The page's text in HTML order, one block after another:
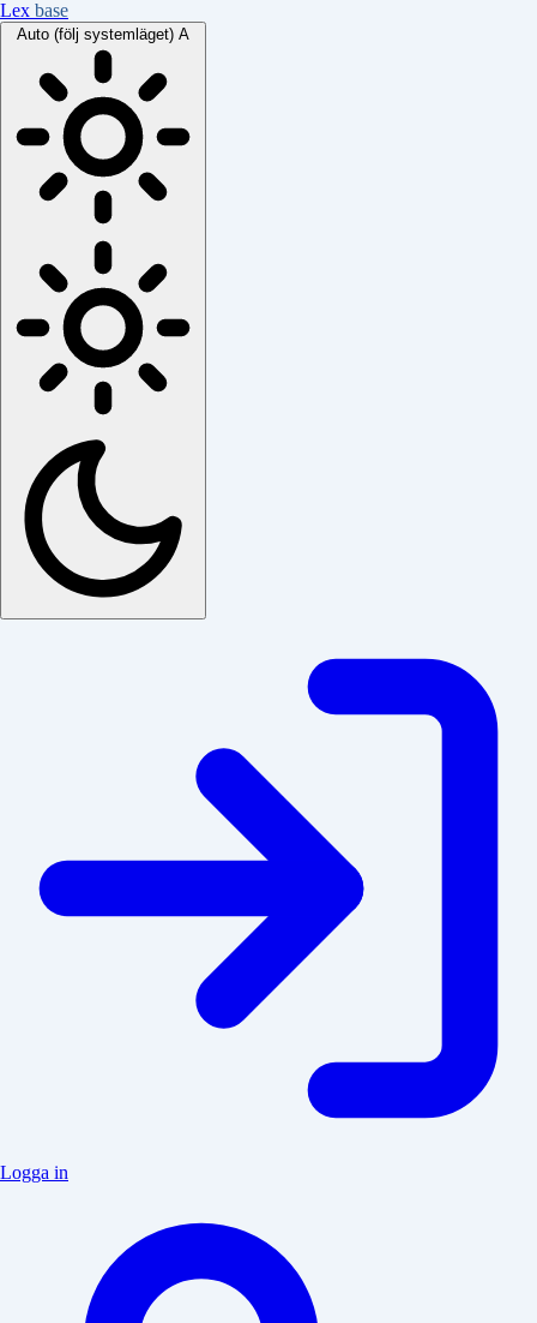
Lex base
Auto (följ systemläget) A
Logga in